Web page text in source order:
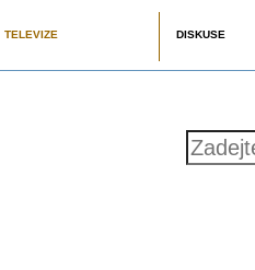
TELEVIZE DISKUSE